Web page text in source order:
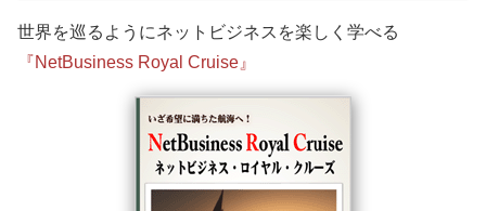
世界を巡るようにネットビジネスを楽しく学べる
『NetBusiness Royal Cruise』